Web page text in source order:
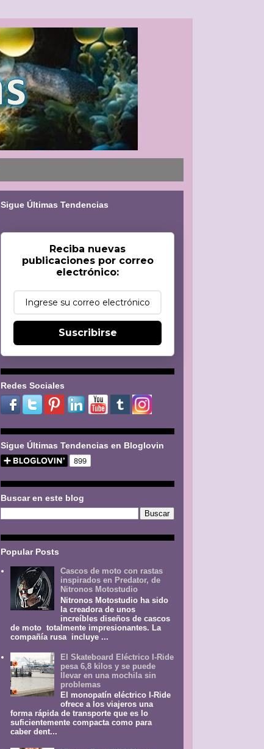
Sigue Últimas Tendencias
Reciba nuevas
publicaciones por correo
electrónico:
Suscribirse
Redes Sociales
Sigue Últimas Tendencias en Bloglovin
Buscar en este blog
Popular Posts
Cascos de moto con rastas
inspirados en Predator, de
Nitronos Motostudio
Nitronos Motostudio ha sido
la creadora de unos
increíbles diseños de cascos
de moto totalmente impresionantes. La
compañía rusa incluye ...
El Skateboard Eléctrico I-Ride
pesa 6,8 kilos y se puede
llevar en una mochila sin
problemas
El monopatín eléctrico I-Ride
ofrece a los viajeros una
forma rápida de transporte que es lo
suficientemente compacta como para
caber dent...